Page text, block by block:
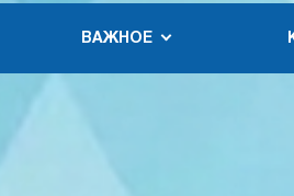
ВАЖНОЕ